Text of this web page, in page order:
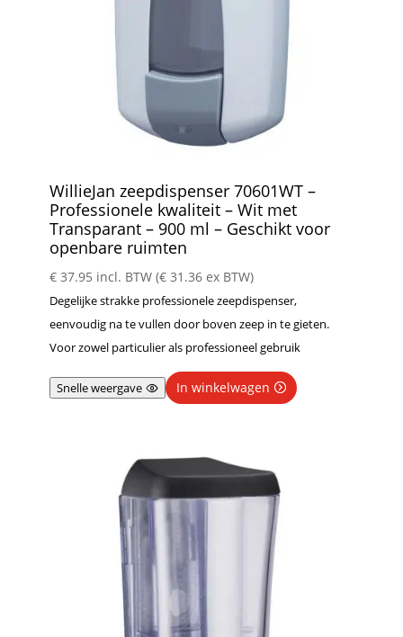
WillieJan zeepdispenser 70601WT –
Professionele kwaliteit – Wit met
Transparant – 900 ml – Geschikt voor
openbare ruimten
€37.95 incl. BTW (€31.36ex BTW)
Degelijke strakke professionele zeepdispenser,
eenvoudig na te vullen door boven zeep in te gieten.
Voor zowel particulier als professioneel gebruik
Snelle weergave In winkelwagen